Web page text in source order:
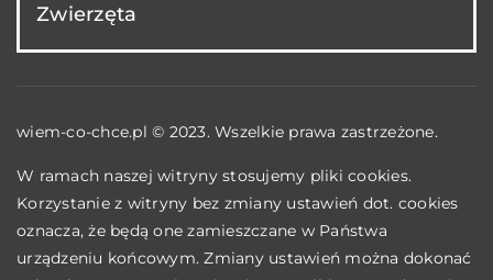
Zwierzęta
wiem-co-chce.pl © 2023. Wszelkie prawa zastrzeżone.
W ramach naszej witryny stosujemy pliki cookies.
Korzystanie z witryny bez zmiany ustawień dot. cookies
oznacza, że będą one zamieszczane w Państwa
urządzeniu końcowym. Zmiany ustawień można dokonać